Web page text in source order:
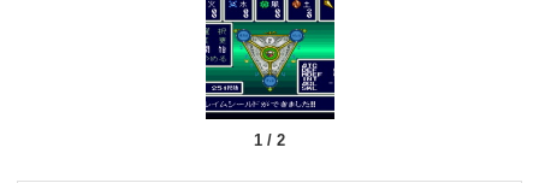
1/ 2